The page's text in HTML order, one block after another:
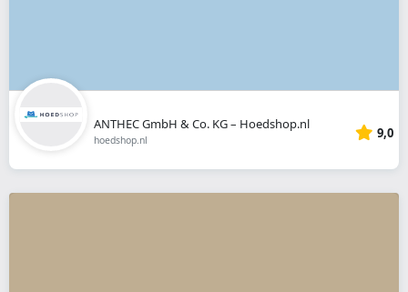
ANTHEC GmbH & Co. KG – Hoedshop.nl
hoedshop.nl 9,0